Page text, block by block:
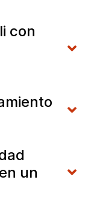
con
un